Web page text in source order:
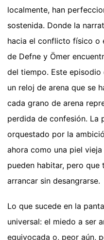
localmente, han
sostenida. Donde la
hacia el conflicto físico o
de Defne y Ömer
del tiempo. Este
un reloj de arena que se
cada grano de arena
perdida de confesión. La
orquestado por la
ahora como una piel
pueden habitar, pero
arrancar sin desangrarse.
Lo que sucede en la
universal: el miedo a ser
equivocada o, peor aún,